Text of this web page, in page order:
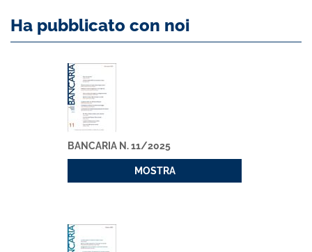
Ha pubblicato con noi
BANCARIA N. 11/2025
MOSTRA